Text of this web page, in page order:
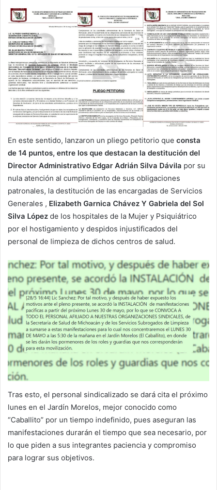
En este sentido, lanzaron un pliego petitorio que consta
de 14 puntos, entre los que destacan la destitución del
Director Administrativo Edgar Adrián Silva Dávila por su
nula atención al cumplimiento de sus obligaciones
patronales, la destitución de las encargadas de Servicios
Generales , Elizabeth Garnica Chávez Y Gabriela del Sol
Silva López de los hospitales de la Mujer y Psiquiátrico
por el hostigamiento y despidos injustificados del
personal de limpieza de dichos centros de salud.
Tras esto, el personal sindicalizado se dará cita el próximo
lunes en el Jardín Morelos, mejor conocido como
“Caballito” por un tiempo indefinido, pues aseguran las
manifestaciones durarán el tiempo que sea necesario, por
lo que piden a sus integrantes paciencia y compromiso
para lograr sus objetivos.